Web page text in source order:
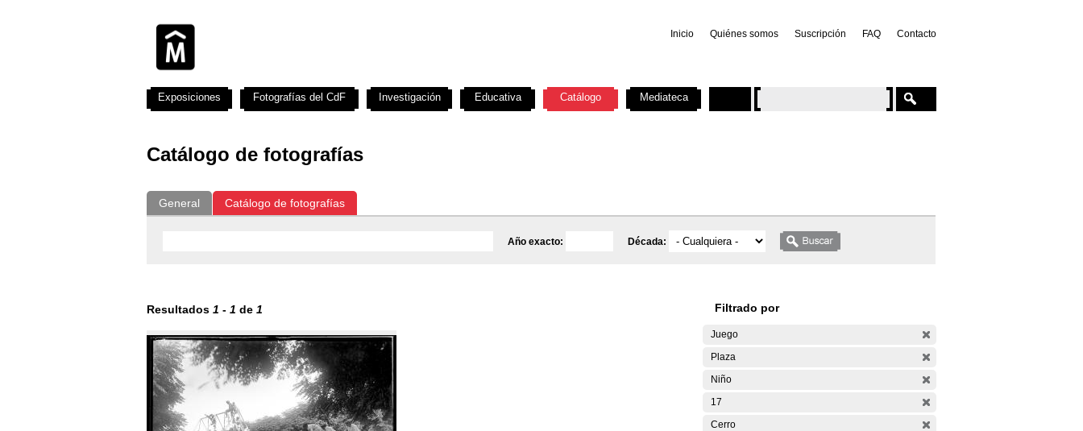
Inicio Quiénes somos Suscripción FAQ Contacto
Catálogo de fotografías
General Catálogo de fotografías
Año exacto: Década:
Resultados 1 - 1 de 1 Filtrado por
Juego
Plaza
Niño
17
Cerro
Exposiciones Fotografías del CdF Investigación Educativa Catálogo Mediateca